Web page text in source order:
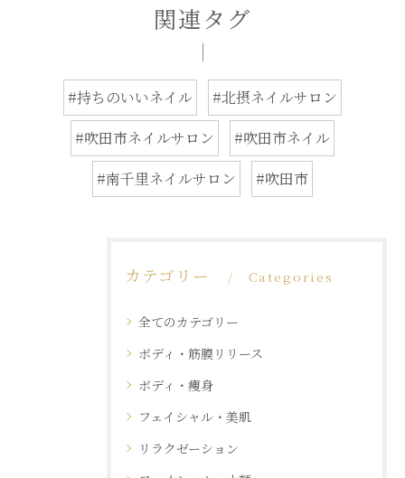
関連タグ
#持ちのいいネイル
#北摂ネイルサロン
#吹田市ネイルサロン
#吹田市ネイル
#南千里ネイルサロン
#吹田市
カテゴリー Categories
全てのカテゴリー
ボディ・筋膜リリース
ボディ・痩身
フェイシャル・美肌
リラクゼーション